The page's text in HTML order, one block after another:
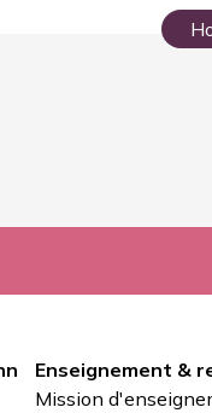
Enseignement &
Mission